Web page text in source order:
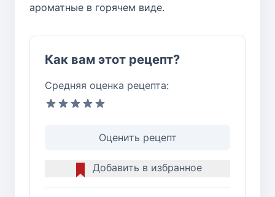
ароматные в горячем виде.
Как вам этот рецепт?
Средняя оценка рецепта:
Оценить рецепт
Добавить в избранное